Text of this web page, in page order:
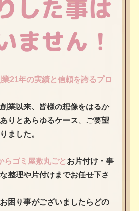
21年の実績と信頼を誇るプロ
業以来、皆様の想像をはるか
りとあらゆるケース、ご要望
ました。
らゴミ屋敷丸ごと お片付け・事
整理や片付けまでお任せ下さ
困り事がございましたらどの